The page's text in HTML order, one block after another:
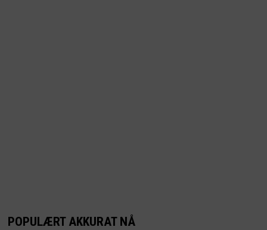
POPULÆRT AKKURAT NÅ